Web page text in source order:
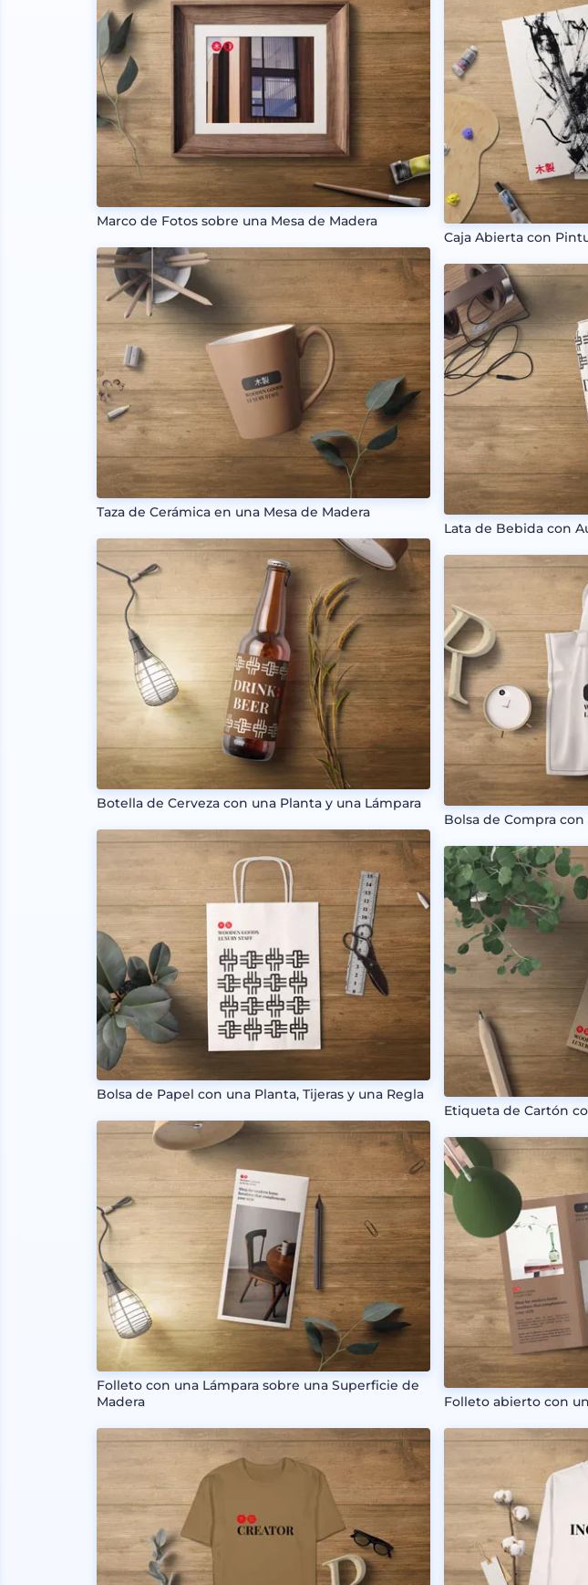
Marco de Fotos sobre una Mesa de Madera
Taza de Cerámica en una Mesa de Madera
Botella de Cerveza con una Planta y una Lámpara
Bolsa de Papel con una Planta, Tijeras y una Regla
Folleto con una Lámpara sobre una Superficie de
Madera
Caja Abierta con
Lata de Bebida con
Bolsa de Compra
Etiqueta de Cartón
Folleto abierto con